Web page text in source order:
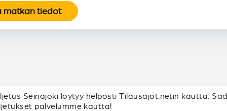
matkan tiedot
Seinäjoki löytyy helposti Tilausajot.netin kautta.
palvelumme kautta!